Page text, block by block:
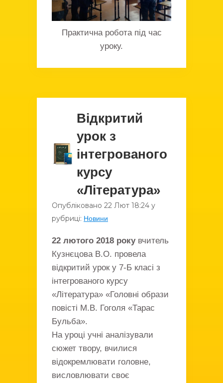
Практична робота під час
уроку.
Відкритий
урок з
інтегрованого
курсу
«Література»
Опубліковано 22 Лют 18:24 у
рубриці: Новини
22 лютого 2018 рокувчитель
Кузнєцова В.О. провела
відкритий урок у 7-Б класі з
інтегрованого курсу
«Література» «Головні образи
повісті М.В. Гоголя «Тарас
Бульба».
На уроці учні аналізували
сюжет твору, вчилися
відокремлювати головне,
висловлювати своє